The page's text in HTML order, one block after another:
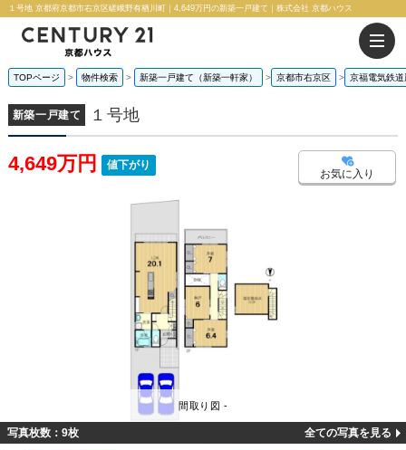
１号地 京都府京都市右京区嵯峨野有栖川町｜4,649万円の新築一戸建て｜株式会社 京都ハウス
TOPページ 物件検索 新築一戸建て（新築一軒家） 京都市右京区 京福電気鉄
新築一戸建て １号地
4,649万円 値下がり
お気に入り
間取り図 -
写真枚数：9枚 全ての写真を見る